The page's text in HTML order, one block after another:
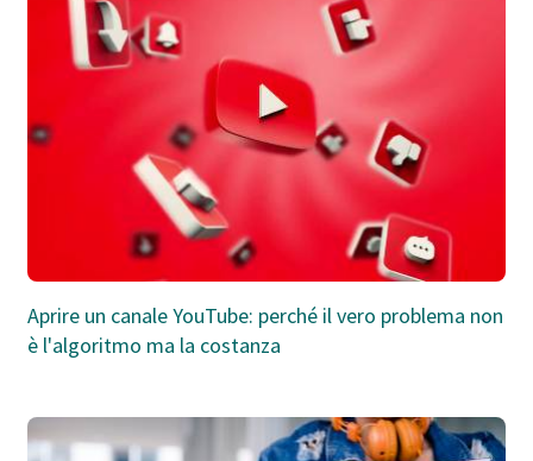
Aprire un canale YouTube: perché il vero problema non
è l'algoritmo ma la costanza